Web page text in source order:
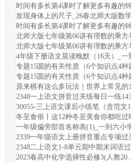
时间有多长第4课时了解更多有趣的
发现身体上的尺子_26春北师大版数
时间有多长第4课时了解更多有趣的
北师大版七年级第06讲有理数的乘
北师大版七年级第06讲有理数的乘
4年级下册语文晨读晚默（16天）_
专题15圆的有关性质（6个知识点4
专题15圆的有关性质（6个知识点4
原来棋有这么多玩法｜世界上常见
2348一上语文拼音过关练每日一练
30055-三上语文课后小练笔（含范
冬至食俗丨这12种冬至美食你都吃
一年级偏旁部首名称表(1)_一到六小
2339一年级语文上册拼音重点专项
2348二上语文1-8单元期中期末词语
2023春高中化学选择性必修3(人教